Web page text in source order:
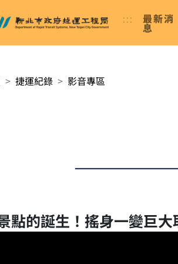
市政府捷運工程局
::: 最新消
息
捷運紀錄 影音專區
點的誕生！搖身一變巨